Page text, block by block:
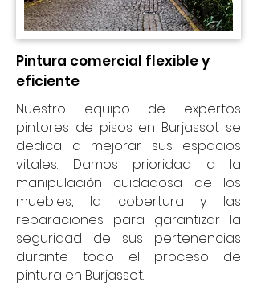
Pintura comercial flexible y
eficiente
Nuestro equipo de expertos
pintores de pisos en Burjassot se
dedica a mejorar sus espacios
vitales. Damos prioridad a la
manipulación cuidadosa de los
muebles, la cobertura y las
reparaciones para garantizar la
seguridad de sus pertenencias
durante todo el proceso de
pintura en Burjassot.